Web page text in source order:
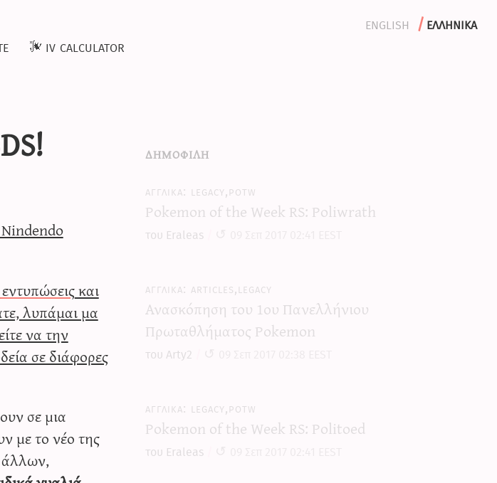
english
ελληνικα
iv calculator
και
λυπάμαι μα
να την
σε διάφορες
σε μια
με το νέο της
άλλων,
δημοφιλη
legacy,potw
Pokemon of the Week RS: Poliwrath
του Eraleas
articles,legacy
Ανασκόπηση του 1ου Πανελλήνιου
Πρωταθλήματος Pokemon
του Arty2
legacy,potw
Pokemon of the Week RS: Politoed
του Eraleas